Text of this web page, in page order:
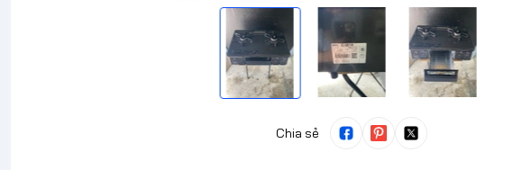
Chia sẻ